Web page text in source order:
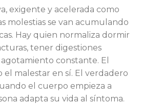
exigente y acelerada como
molestias se van acumulando
Hay quien normaliza dormir
tener digestiones
constante. El
el malestar en sí. El verdadero
el cuerpo empieza a
adapta su vida al síntoma.